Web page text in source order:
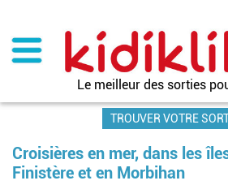
contenu
principal
Le meilleur des sorties
TROUVER VOTRE
Croisières en mer, dans les
Finistère et en Morbihan